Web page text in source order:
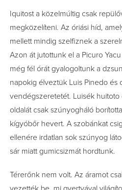
Iquitost a közelmúltig csak
megközelíteni. Az óriási híd,
mellett mindig szelfiznek a
Azon át jutottunk el a Picuro
még fél órát gyalogoltunk a
napokig élveztük Luis Pinedo és
vendégszeretetét. Luisék
oldalát csak szúnyogháló
kígyóbőr hevert. A szobánkat
ellenére irdatlan sok szúnyog
sár miatt gumicsizmát hordtunk.
Térerőnk nem volt. Az áramot